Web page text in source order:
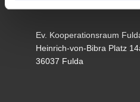
Ev. Kooperationsraum
Heinrich-von-Bibra Platz
36037 Fulda